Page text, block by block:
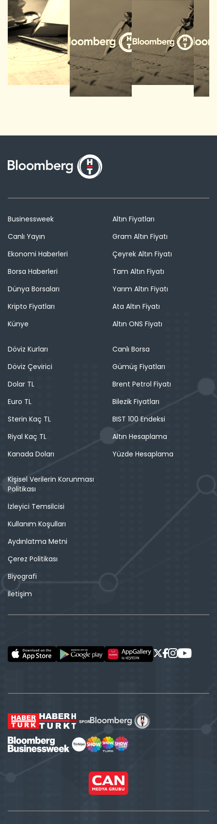
Businessweek
Canlı Yayın
Ekonomi Haberleri
Borsa Haberleri
Dünya Borsaları
Kripto Fiyatları
Künye
Altın Fiyatları
Gram Altın Fiyatı
Çeyrek Altın Fiyatı
Tam Altın Fiyatı
Yarım Altın Fiyatı
Ata Altın Fiyatı
Altın ONS Fiyatı
Döviz Kurları
Döviz Çevirici
Dolar TL
Euro TL
Sterin Kaç TL
Riyal Kaç TL
Kanada Doları
Canlı Borsa
Gümüş Fiyatları
Brent Petrol Fiyatı
Bilezik Fiyatları
BIST 100 Endeksi
Altın Hesaplama
Yüzde Hesaplama
Kişisel Verilerin Korunması
Politikası
İzleyici Temsilcisi
Kullanım Koşulları
Aydınlatma Metni
Çerez Politikası
Biyografi
İletişim